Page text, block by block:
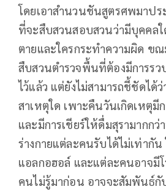
โดยเอาสำนวนชันสูตรศพมาป
ที่จะสืบสวนสอบสวนว่ามีบุคคลใ
ตายและใครกระทำความผิด ข
สืบสวนตำรวจพื้นที่ต้องมีการร
ไว้แล้ว แต่ยังไม่สามารถชี้ชัดได้ว่
สาเหตุใด เพาะคืนวันเกิดเหตุมี
และมีการเชียร์ให้ดื่มสุรามากก
ร่างกายแต่ละคนรับได้ไม่เท่ากัน
แอลกอฮอล์ และแต่ละคนอาจมี
คนไม่รู้มาก่อน อาจจะสัมพันธ์กั